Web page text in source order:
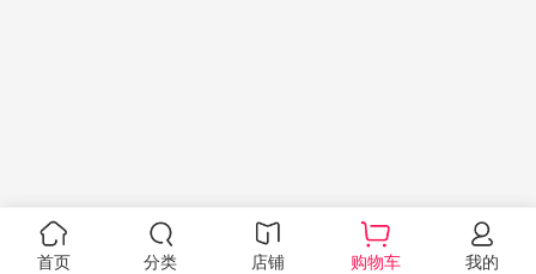
首页 分类 店铺 购物车 我的